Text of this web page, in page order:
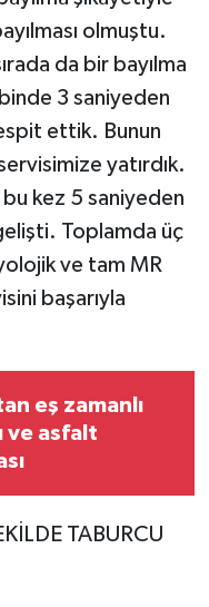
olmuştu.
da bir bayılma
3 saniyeden
ettik. Bunun
yatırdık.
kez 5 saniyeden
Toplamda üç
ve tam MR
başarıyla
eş zamanlı
ve asfalt
TABURCU